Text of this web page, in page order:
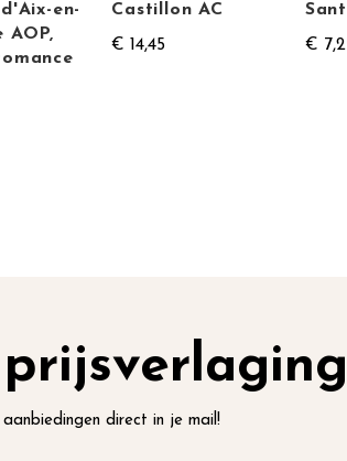
en-
AOP,
Castillon AC
€ 14,45
€
direct in je mail!